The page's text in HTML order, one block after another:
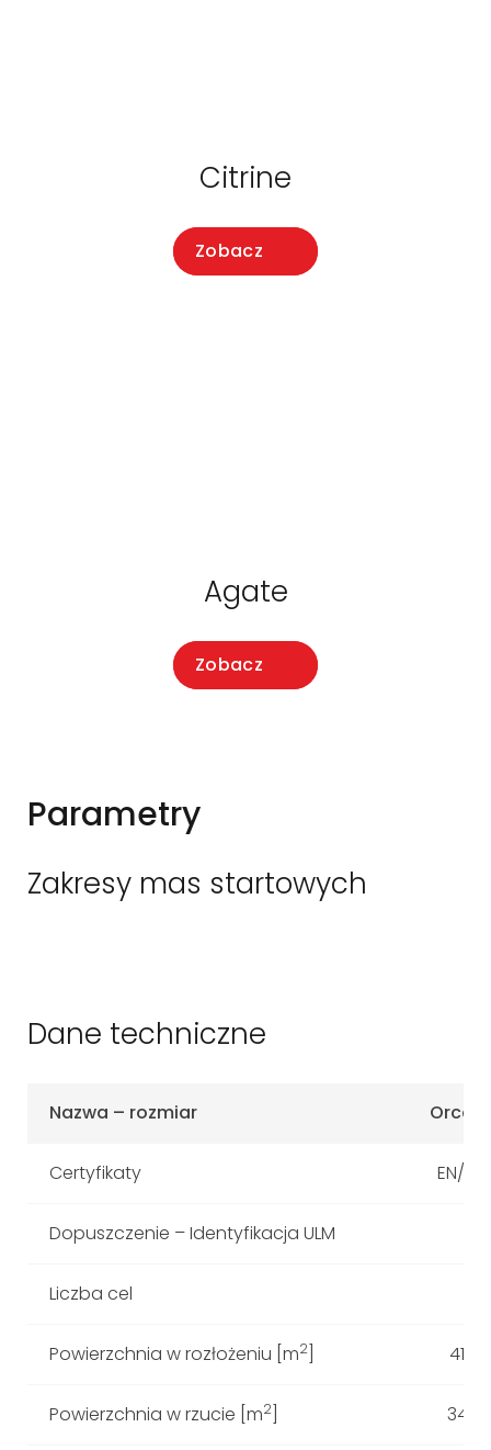
Citrine
Zobacz
Agate
Zobacz
Parametry
Zakresy mas startowych
Dane techniczne
Nazwa – rozmiar Orca 6
Certyfikaty EN/
Dopuszczenie – Identyfikacja ULM
Liczba cel
Powierzchnia w rozłożeniu [m2 41.00
Powierzchnia w rzucie [m2 34,36